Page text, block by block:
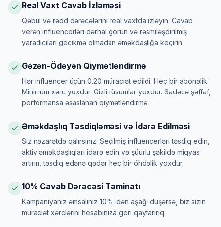
Real Vaxt Cavab İzləməsi
Qəbul və rədd dərəcələrini real vaxtda izləyin. Cavab
verən influencerləri dərhal görün və rəsmiləşdirilmiş
yaradıcıları gecikmə olmadan əməkdaşlığa keçirin.
Gəzən-Ödəyən Qiymətləndirmə
Hər influencer üçün 0.20 müraciət edildi. Heç bir abonəlik.
Minimum xərc yoxdur. Gizli rüsumlar yoxdur. Sadəcə şəffaf,
performansa əsaslanan qiymətləndirmə.
Əməkdaşlıq Təsdiqləməsi və İdarə Edilməsi
Siz nəzarətdə qalırsınız. Seçilmiş influencerləri təsdiq edin,
aktiv əməkdaşlıqları idarə edin və şüurlu şəkildə miqyas
artırın, təsdiq edənə qədər heç bir öhdəlik yoxdur.
10% Cavab Dərəcəsi Təminatı
Kampaniyanız əmsalınız 10%-dən aşağı düşərsə, biz sizin
müraciət xərclərini hesabınıza geri qaytarırıq.